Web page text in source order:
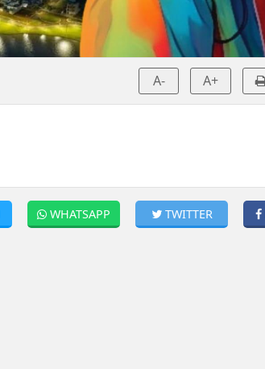
A- A+
TWITTER
WHATSAPP